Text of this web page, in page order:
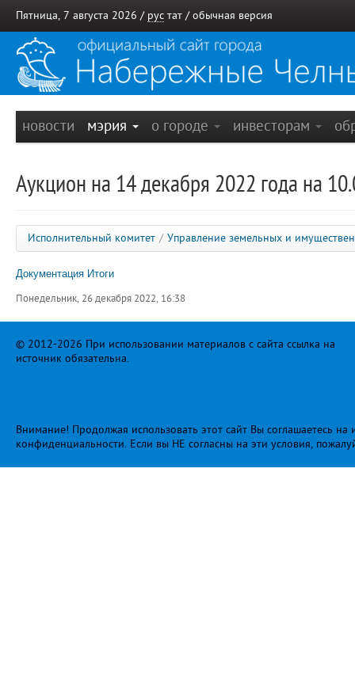
Пятница, 7 августа 2026 / рус тат / обычная версия
новости мэрия о городе инвесторам
Аукцион на 14 декабря 2022 года на
Исполнительный комитет / Управление земельных и
Документация Итоги
Понедельник, 26 декабря 2022, 16:38
© 2012-2026 При использовании материалов с сайта ссылка на
источник обязательна.
Внимание! Продолжая использовать этот сайт Вы соглашаетесь
конфиденциальности. Если вы НЕ согласны на эти условия,